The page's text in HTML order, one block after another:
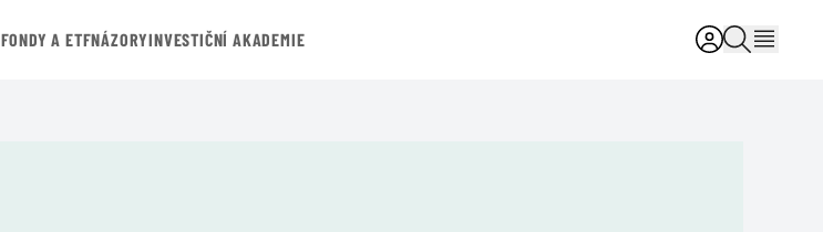
FONDY A ETFNÁZORYINVESTIČNÍ AKADEMIE